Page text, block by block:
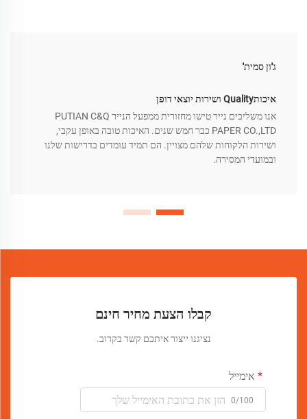
ג'ון סמית'
איכותQuality ושירות יוצאי דופן
אנו משליבים נייר טישו מחזורית ממפעל הנייר PUTIAN C&Q
PAPER CO.,LTD כבר חמש שנים. האיכות טובה באופן עקבי,
ושירות הלקוחות שלהם מצויין. הם תמיד עומדים בדרישות שלנו
ובמועדי המסירה.
קבלו הצעת מחיר חינם
נציגנו ייצור איתכם קשר בקרוב.
אימייל
0/100